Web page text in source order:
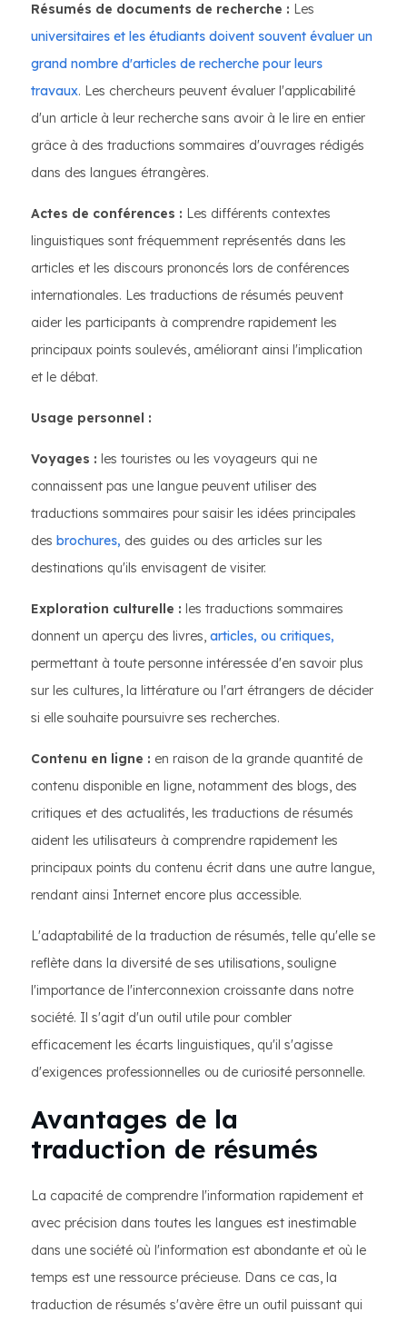
Résumés de documents de recherche : Les
universitaires et les étudiants doivent souvent évaluer un
grand nombre d'articles de recherche pour leurs
travaux. Les chercheurs peuvent évaluer l'applicabilité
d'un article à leur recherche sans avoir à le lire en entier
grâce à des traductions sommaires d'ouvrages rédigés
dans des langues étrangères.
Actes de conférences : Les différents contextes
linguistiques sont fréquemment représentés dans les
articles et les discours prononcés lors de conférences
internationales. Les traductions de résumés peuvent
aider les participants à comprendre rapidement les
principaux points soulevés, améliorant ainsi l'implication
et le débat.
Usage personnel :
Voyages : les touristes ou les voyageurs qui ne
connaissent pas une langue peuvent utiliser des
traductions sommaires pour saisir les idées principales
des brochures, des guides ou des articles sur les
destinations qu'ils envisagent de visiter.
Exploration culturelle : les traductions sommaires
donnent un aperçu des livres, articles, ou critiques,
permettant à toute personne intéressée d'en savoir plus
sur les cultures, la littérature ou l'art étrangers de décider
si elle souhaite poursuivre ses recherches.
Contenu en ligne : en raison de la grande quantité de
contenu disponible en ligne, notamment des blogs, des
critiques et des actualités, les traductions de résumés
aident les utilisateurs à comprendre rapidement les
principaux points du contenu écrit dans une autre langue,
rendant ainsi Internet encore plus accessible.
L'adaptabilité de la traduction de résumés, telle qu'elle se
reflète dans la diversité de ses utilisations, souligne
l'importance de l'interconnexion croissante dans notre
société. Il s'agit d'un outil utile pour combler
efficacement les écarts linguistiques, qu'il s'agisse
d'exigences professionnelles ou de curiosité personnelle.
Avantages de la
traduction de résumés
La capacité de comprendre l'information rapidement et
avec précision dans toutes les langues est inestimable
dans une société où l'information est abondante et où le
temps est une ressource précieuse. Dans ce cas, la
traduction de résumés s'avère être un outil puissant qui